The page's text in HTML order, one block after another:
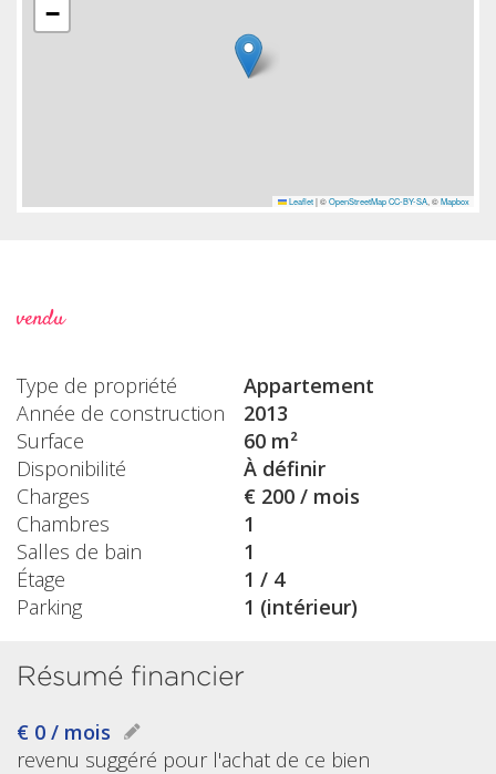
−
Leaflet |©OpenStreetMap CC-BY-SA, ©Mapbox
vendu
Type de propriété
Appartement
Année de construction
2013
Surface
60 m²
Disponibilité
À définir
Charges
€ 200 / mois
Chambres
1
Salles de bain
1
Étage
1 / 4
Parking
1 (intérieur)
Résumé financier
€ 0 / mois
revenu suggéré pour l'achat de ce bien